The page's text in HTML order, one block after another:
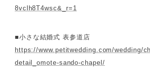
8vclh8T4wsc&_r=1
■小さな結婚式 表参道店
https://www.petitwedding.com/wedding/
detail_omote-sando-chapel/